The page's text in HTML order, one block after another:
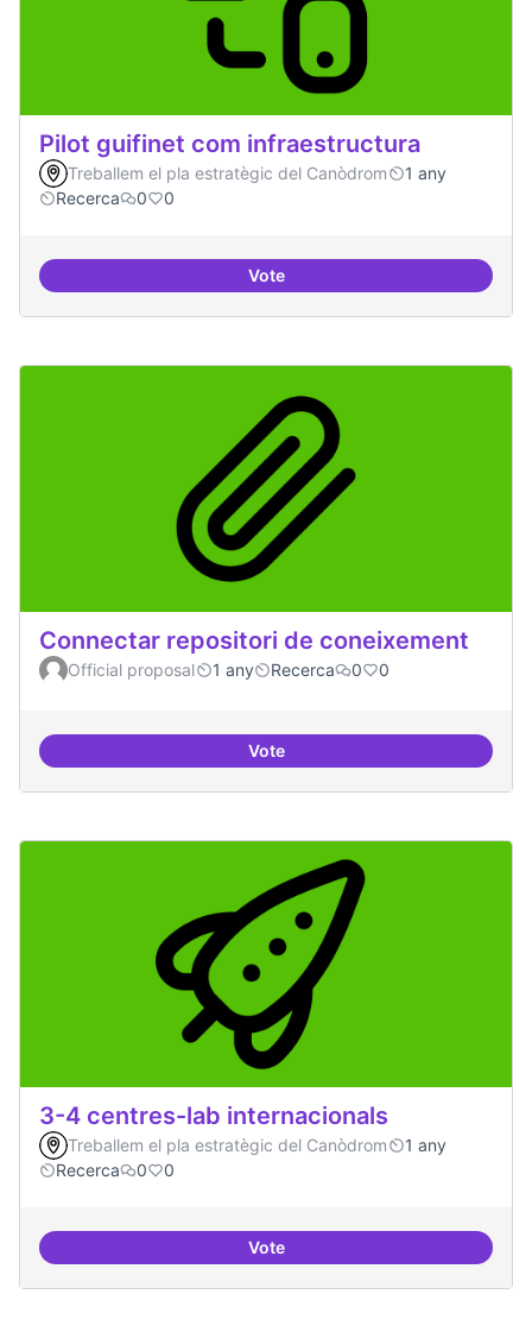
Pilot guifinet com infraestructura
Treballem el pla estratègic del Canòdrom
1 any
Recerca
0 0
VotePilot guifinet com
Connectar repositori de coneixement
Official proposal 1 any Recerca 0 0
VoteConnectar repositori de
3-4 centres-lab internacionals
Treballem el pla estratègic del Canòdrom
1 any
Recerca
0 0
Vote3-4 centres-lab internacionals